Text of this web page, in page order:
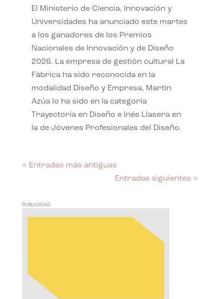
El Ministerio de Ciencia, Innovación y
Universidades ha anunciado este martes
a los ganadores de los Premios
Nacionales de Innovación y de Diseño
2026. La empresa de gestión cultural La
Fábrica ha sido reconocida en la
modalidad Diseño y Empresa, Martín
Azúa lo ha sido en la categoría
Trayectoria en Diseño e Inés Llasera en
la de Jóvenes Profesionales del Diseño.
« Entradas más antiguas
Entradas siguientes »
PUBLICIDAD